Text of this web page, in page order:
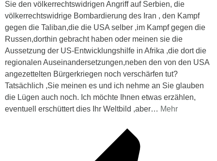
Sie den völkerrechtswidrigen Angriff auf Serbien, die
völkerrechtswidrige Bombardierung des Iran , den Kampf
gegen die Taliban,die die USA selber ,im Kampf gegen die
Russen,dorthin gebracht haben oder meinen sie die
Aussetzung der US-Entwicklungshilfe in Afrika ,die dort die
regionalen Auseinandersetzungen,neben den von den USA
angezettelten Bürgerkriegen noch verschärfen tut?
Tatsächlich ,Sie meinen es und ich nehme an Sie glauben
die Lügen auch noch. Ich möchte Ihnen etwas erzählen,
eventuell erschüttert dies Ihr Weltbild ,aber… Mehr